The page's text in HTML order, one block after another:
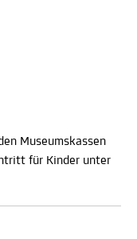
Museumskassen
für Kinder unter